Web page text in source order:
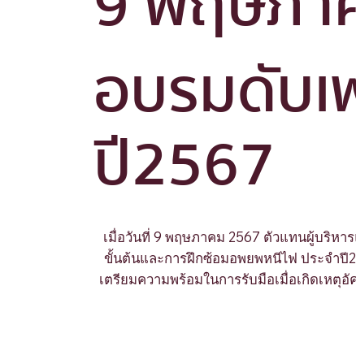
อบรมดับ
ปี2567
เมื่อวันที่ 9 พฤษภาคม 2567 ตัวแทนผู้บริหา
ขั้นต้นและการฝึกซ้อมอพยพหนีไฟ ประจำปี
เตรียมความพร้อมในการรับมือเมื่อเกิดเหตุ